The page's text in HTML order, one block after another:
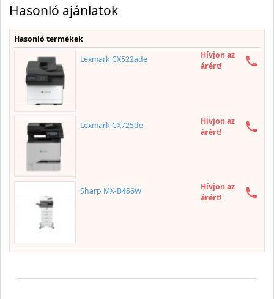
Hasonló ajánlatok
Hasonló termékek
Lexmark CX522ade
Hívjon az
árért!
Lexmark CX725de
Hívjon az
árért!
Sharp MX-B456W
Hívjon az
árért!